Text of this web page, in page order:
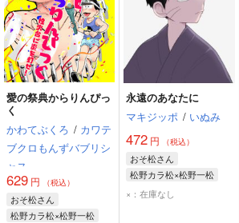
愛の祭典からりんぴっ
く
かわてぶくろ / カワテ
ブクロもんずバブリシ
ャス
629 円 （税込）
おそ松さん
松野カラ松×松野一松
永遠のあなたに
マキジッポ / いぬみ
472 円 （税込）
おそ松さん
松野カラ松×松野一松
松野カラ松
×：在庫なし